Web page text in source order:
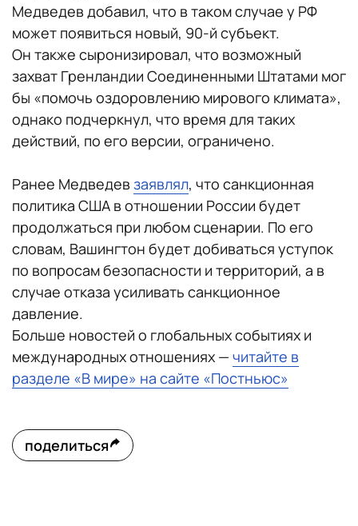
Медведев добавил, что в таком случае у РФ
может появиться новый, 90-й субъект.
Он также сыронизировал, что возможный
захват Гренландии Соединенными Штатами мог
бы «помочь оздоровлению мирового климата»,
однако подчеркнул, что время для таких
действий, по его версии, ограничено.
Ранее Медведев заявлял, что санкционная
политика США в отношении России будет
продолжаться при любом сценарии. По его
словам, Вашингтон будет добиваться уступок
по вопросам безопасности и территорий, а в
случае отказа усиливать санкционное
давление.
Больше новостей о глобальных событиях и
международных отношениях — читайте в
разделе «В мире» на сайте «Постньюс»
поделиться